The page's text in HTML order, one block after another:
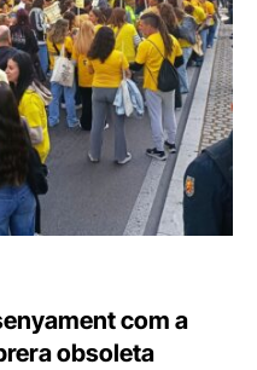
com a
obsoleta